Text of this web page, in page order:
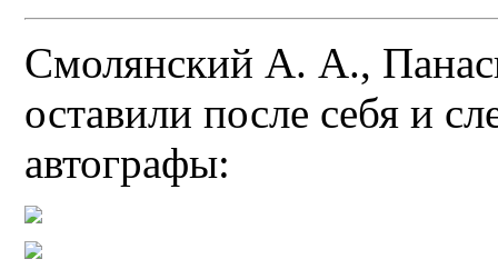
Смолянский А. А.,
оставили после себя и
автографы: